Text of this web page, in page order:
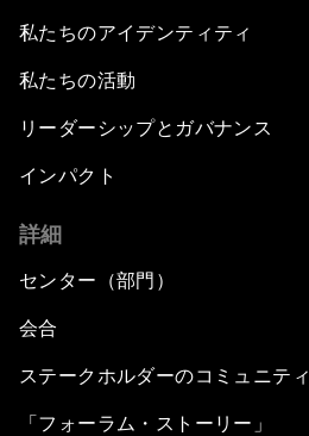
私たちのアイデンティティ
私たちの活動
リーダーシップとガバナンス
インパクト
詳細
センター（部門）
会合
ステークホルダーのコミュニティ
「フォーラム・ストーリー」